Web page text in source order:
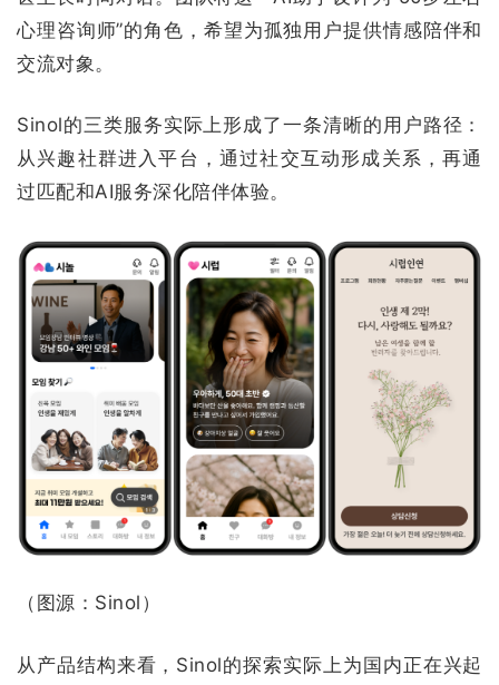
心理咨询师”的角色，希望为孤独用户提供情感陪伴和
交流对象。
Sinol的三类服务实际上形成了一条清晰的用户路径：
从兴趣社群进入平台，通过社交互动形成关系，再通
过匹配和AI服务深化陪伴体验。
（图源：Sinol）
从产品结构来看，Sinol的探索实际上为国内正在兴起